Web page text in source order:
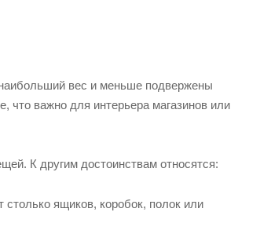
вес и меньше подвержены
что важно для интерьера магазинов или
К другим достоинствам относятся:
ящиков, коробок, полок или